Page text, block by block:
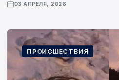
03 АПРЕЛЯ, 2026
ПРОИСШЕСТВИЯ